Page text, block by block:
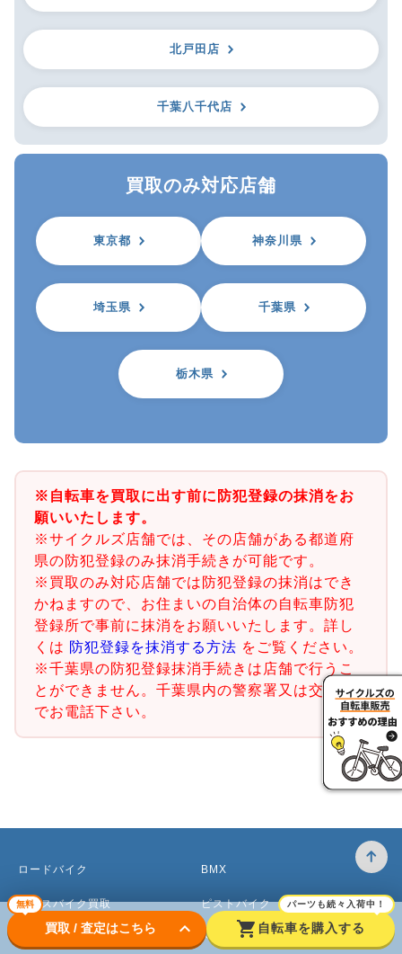
北戸田店
千葉八千代店
買取のみ対応店舗
東京都 神奈川県
埼玉県 千葉県
栃木県
※自転車を買取に出す前に防犯登録の抹消をお
願いいたします。
※サイクルズ店舗では、その店舗がある都道府
県の防犯登録のみ抹消手続きが可能です。
※買取のみ対応店舗では防犯登録の抹消はでき
かねますので、お住まいの自治体の自転車防犯
登録所で事前に抹消をお願いいたします。詳し
くは 防犯登録を抹消する方法 をご覧ください。
※千葉県の防犯登録抹消手続きは店舗で行うこ
とができません。千葉県内の警察署又は交番ま
でお電話下さい。
無料
買取 / 査定はこちら keyboard_arrow_down shopping_cart
パーツも続々入荷中！
自転車を購入する
ロードバイク
クロスバイク買取
マウンテンバイク買取
BMX
ピストバイク
ベビーカー